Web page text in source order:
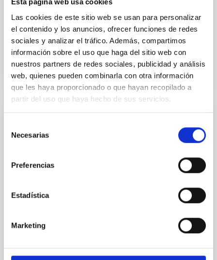
Esta página web usa cookies
Las cookies de este sitio web se usan para personalizar
el contenido y los anuncios, ofrecer funciones de redes
sociales y analizar el tráfico. Además, compartimos
información sobre el uso que haga del sitio web con
nuestros partners de redes sociales, publicidad y análisis
web, quienes pueden combinarla con otra información
que les haya proporcionado o que hayan recopilado a
partir del uso que haya hecho de sus servicios.
Necesarias
Preferencias
Estadística
Marketing
archipiélago, convertirá a las aulas canarias en
auténticos centros de investigación astronómica
durante el
Advertised on 12/17/2025 - 11:50:24
¿Qué tienen en común la Vía Láctea con
semana en "Soñando Estrellas"
Canarias, " Soñando Estrellas" , emitirá su próximo
plataformas digitales . E l espacio, de 30 minutos de
por Verónica Martín . En este episodio, la